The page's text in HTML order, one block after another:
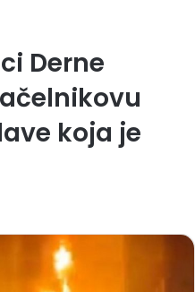
Derne
koja je